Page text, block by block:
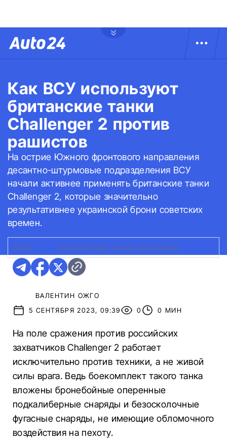
Как ВСУ используют
британские танки
Challenger 2 против
рашистов
На острие Южного фронтового направления
десантно-штурмовые подразделения ВСУ
начали активнее применять британские танки
Challenger 2, которые значительно
результативнее украинской брони советских
времен.
ФОТО: ВИД СПЕРЕДИ ТАНКА CHALLENGER.
ВАЛЕНТИН ОЖГО
5 СЕНТЯБРЯ 2023, 09:39
0 0 МИН
На поле сражения против российских
захватчиков Challenger 2 работает
исключительно против техники, а не живой
силы врага. Ведь боекомплект такого танка
вложены бронебойные оперенные
подкалиберные снаряды и безосколочные
фугасные снаряды, не имеющие обломочного
воздействия на пехоту.